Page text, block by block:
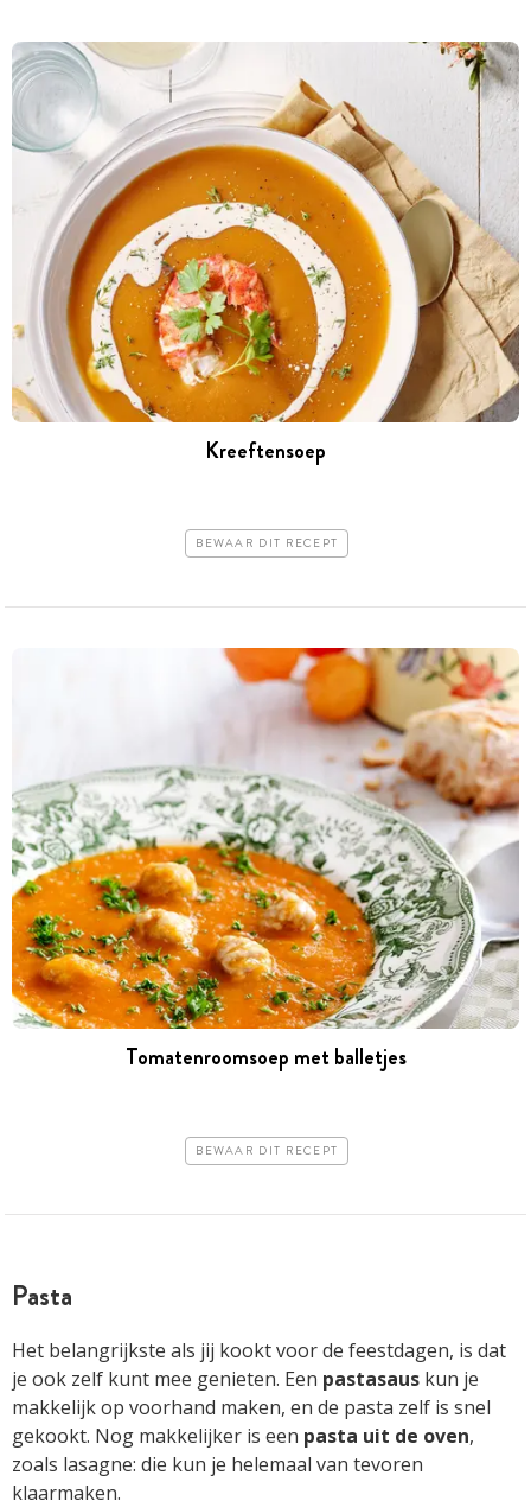
Kreeftensoep
BEWAAR DIT RECEPT
Tomatenroomsoep met balletjes
BEWAAR DIT RECEPT
Pasta
Het belangrijkste als jij kookt voor de feestdagen, is dat
je ook zelf kunt mee genieten. Een pastasaus kun je
makkelijk op voorhand maken, en de pasta zelf is snel
gekookt. Nog makkelijker is een pasta uit de oven,
zoals lasagne: die kun je helemaal van tevoren
klaarmaken.